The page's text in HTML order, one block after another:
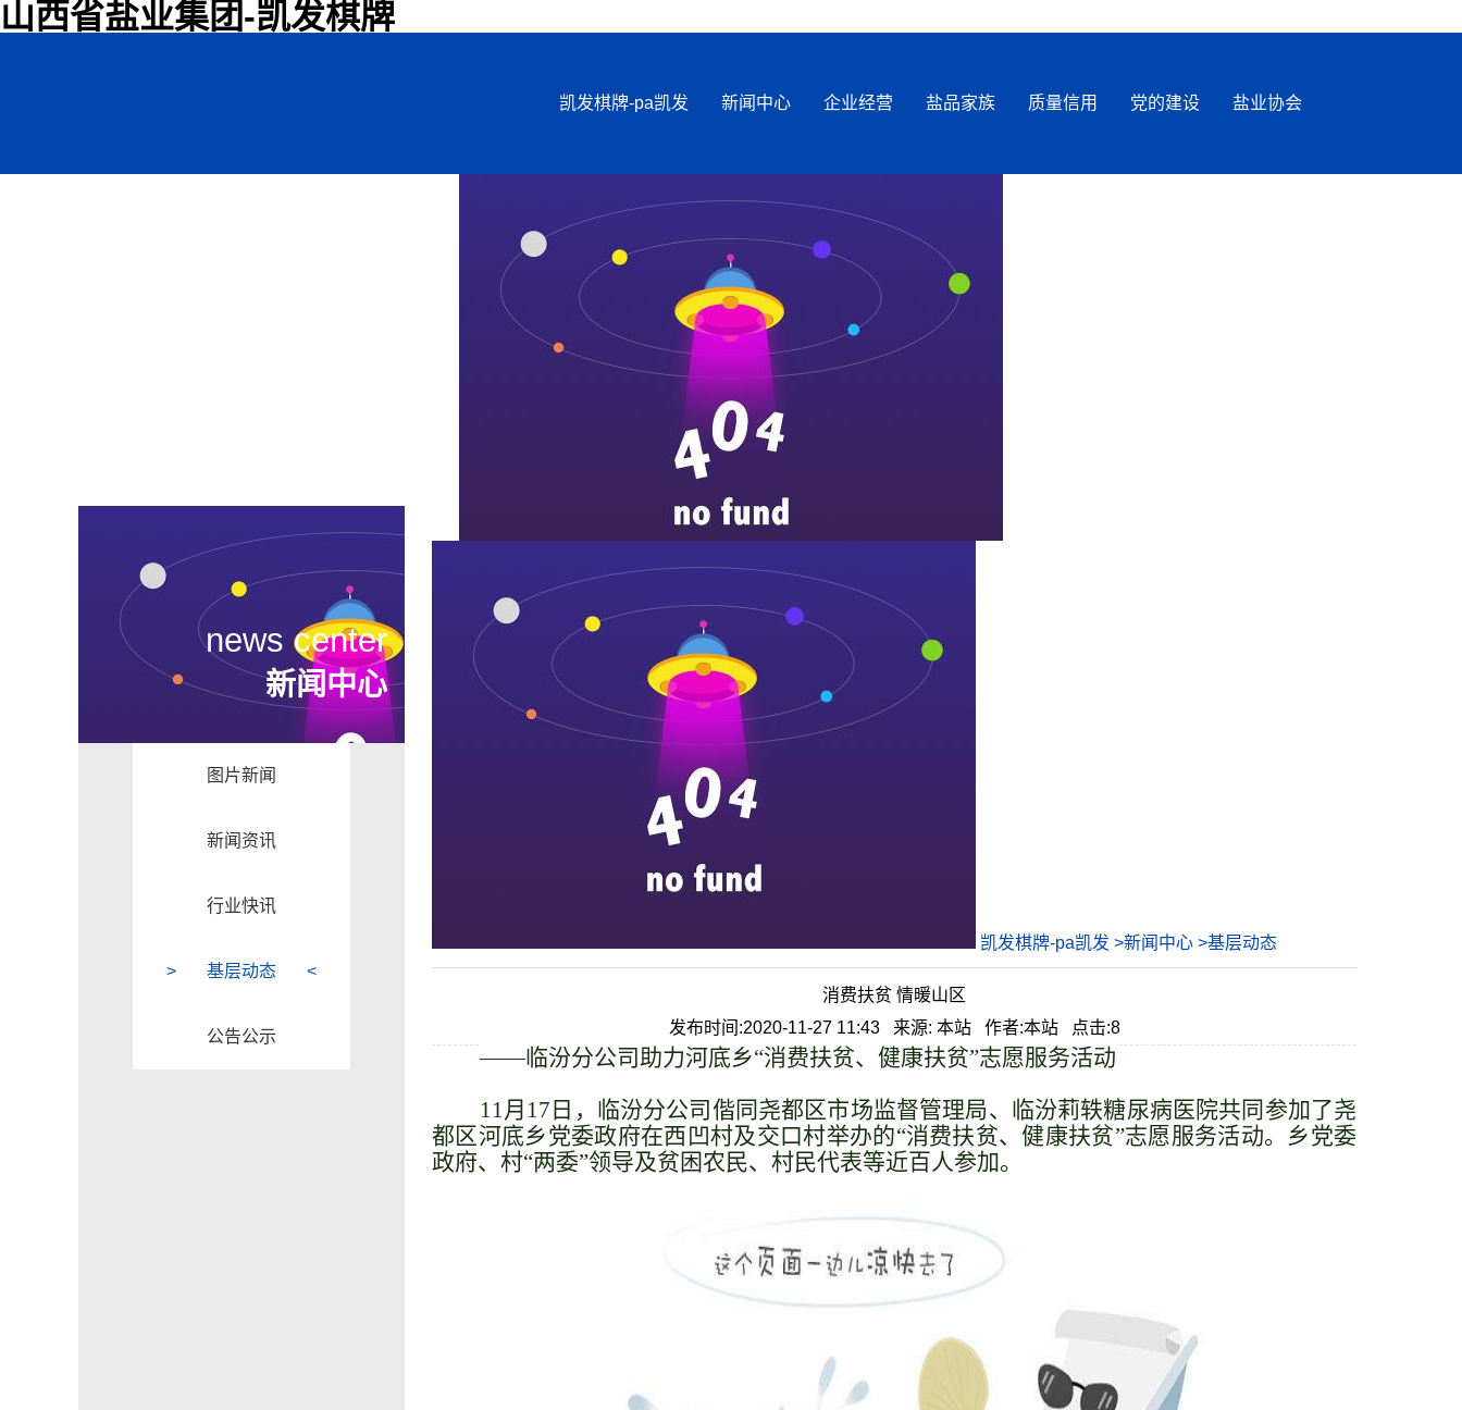
山西省盐业集团-凯发棋牌
凯发棋牌-pa凯发 新闻中心 企业经营 盐品家族 质量信用 党的建设 盐业协会
news center
新闻中心
图片新闻
新闻资讯
行业快讯
基层动态
公告公示
凯发棋牌-pa凯发 >新闻中心 >基层动态
消费扶贫 情暖山区
发布时间:2020-11-27 11:43 来源: 本站 作者:本站 点击:8
——临汾分公司助力河底乡“消费扶贫、健康扶贫”志愿服务活动
11月17日，临汾分公司偕同尧都区市场监督管理局、临汾莉轶糖尿病医院共同参加了尧
都区河底乡党委政府在西凹村及交口村举办的“消费扶贫、健康扶贫”志愿服务活动。乡党委
政府、村“两委”领导及贫困农民、村民代表等近百人参加。